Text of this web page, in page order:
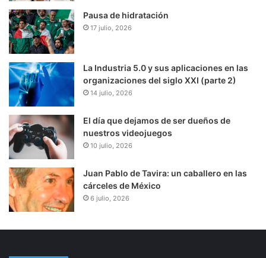
Pausa de hidratación
17 julio, 2026
La Industria 5.0 y sus aplicaciones en las
organizaciones del siglo XXI (parte 2)
14 julio, 2026
El día que dejamos de ser dueños de
nuestros videojuegos
10 julio, 2026
Juan Pablo de Tavira: un caballero en las
cárceles de México
6 julio, 2026